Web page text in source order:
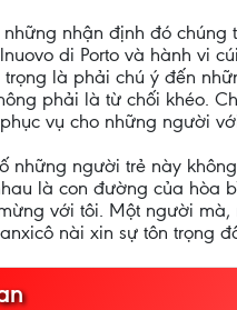
nhận định đó
di Porto và hành vi
là phải chú ý đến
phải là từ chối khéo.
vụ cho những người
những người trẻ này
là con đường của hòa
với tôi. Một người
nài xin sự tôn trọng